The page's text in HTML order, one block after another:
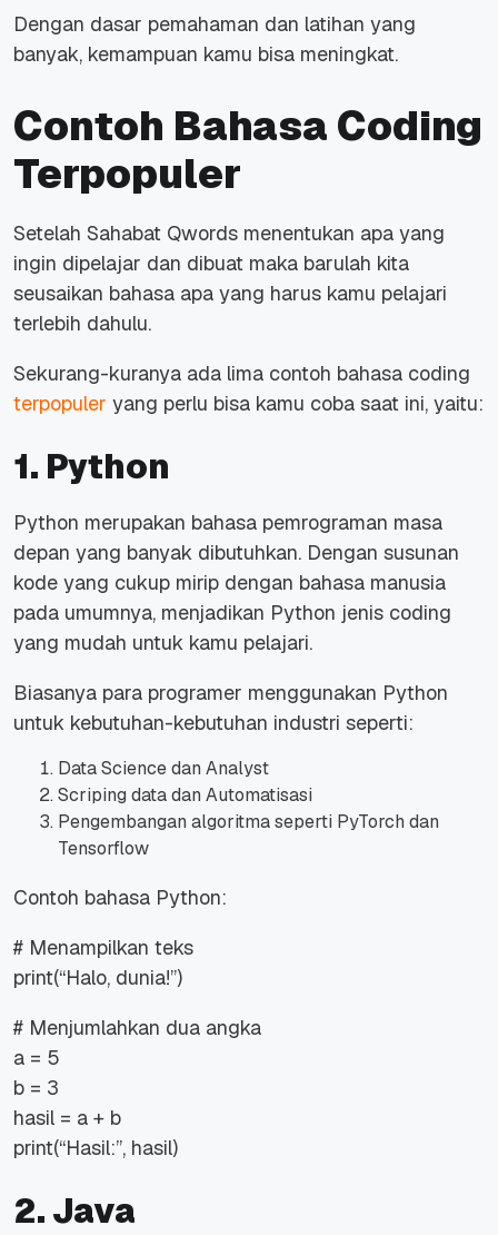
Dengan dasar pemahaman dan latihan yang
banyak, kemampuan kamu bisa meningkat.
Contoh Bahasa Coding
Terpopuler
Setelah Sahabat Qwords menentukan apa yang
ingin dipelajar dan dibuat maka barulah kita
seusaikan bahasa apa yang harus kamu pelajari
terlebih dahulu.
Sekurang-kuranya ada lima contoh bahasa coding
terpopuler yang perlu bisa kamu coba saat ini, yaitu:
1. Python
Python merupakan bahasa pemrograman masa
depan yang banyak dibutuhkan. Dengan susunan
kode yang cukup mirip dengan bahasa manusia
pada umumnya, menjadikan Python jenis coding
yang mudah untuk kamu pelajari.
Biasanya para programer menggunakan Python
untuk kebutuhan-kebutuhan industri seperti:
Data Science dan Analyst
Scriping data dan Automatisasi
Pengembangan algoritma seperti PyTorch dan
Tensorflow
Contoh bahasa Python:
# Menampilkan teks
print(“Halo, dunia!”)
# Menjumlahkan dua angka
a = 5
b = 3
hasil = a + b
print(“Hasil:”, hasil)
2. Java